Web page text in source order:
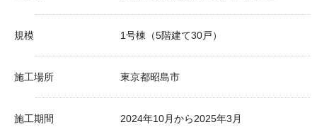
規模 1号棟（5階建て30戸）
施工場所 東京都昭島市
施工期間 2024年10月から2025年3月